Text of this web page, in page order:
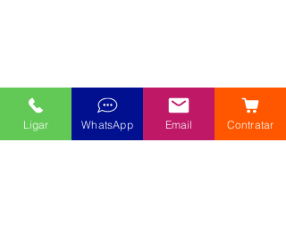
Ligar WhatsApp Email Contratar